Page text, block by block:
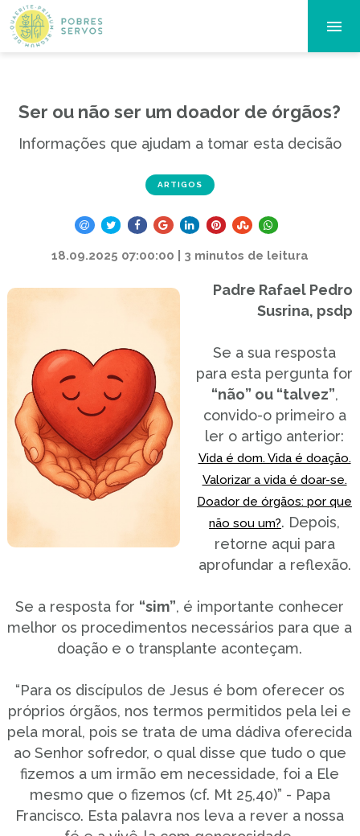
Ser ou não ser um doador de órgãos?
Informações que ajudam a tomar esta decisão
ARTIGOS
18.09.2025 07:00:00 | 3 minutos de leitura
Padre Rafael Pedro
Susrina, psdp
Se a sua resposta
para esta pergunta for
“não” ou “talvez”,
convido-o primeiro a
ler o artigo anterior:
Vida é dom. Vida é doação.
Valorizar a vida é doar-se.
Doador de órgãos: por que
não sou um?. Depois,
retorne aqui para
aprofundar a reflexão.
Se a resposta for “sim”, é importante conhecer
melhor os procedimentos necessários para que a
doação e o transplante aconteçam.
“Para os discípulos de Jesus é bom oferecer os
próprios órgãos, nos termos permitidos pela lei e
pela moral, pois se trata de uma dádiva oferecida
ao Senhor sofredor, o qual disse que tudo o que
fizemos a um irmão em necessidade, foi a Ele
mesmo que o fizemos (cf. Mt 25,40)” - Papa
Francisco. Esta palavra nos leva a rever a nossa